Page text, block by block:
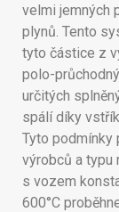
velmi jemných
plynů. Tento
tyto částice z
polo-
určitých
spálí díky
Tyto podmínky
výrobců a typu
s vozem
600°C